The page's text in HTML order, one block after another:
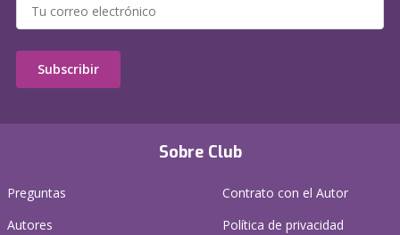
Sobre Club
Preguntas
Autores
Contrato con el Autor
Política de privacidad
Subscribir